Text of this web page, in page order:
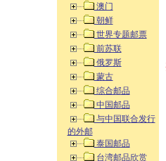
澳门
朝鲜
世界专题邮票
前苏联
俄罗斯
蒙古
综合邮品
中国邮品
与中国联合发行
的外邮
泰国邮品
台湾邮品欣赏